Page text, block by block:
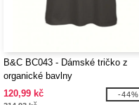
B&C BC043 - Dámské tričko z
organické bavlny
120,99 kč
-44%